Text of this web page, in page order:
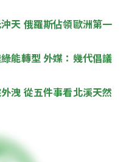
沖天 俄羅斯佔領歐洲第一
能轉型 外媒：幾代倡議
洩 從五件事看北溪天然